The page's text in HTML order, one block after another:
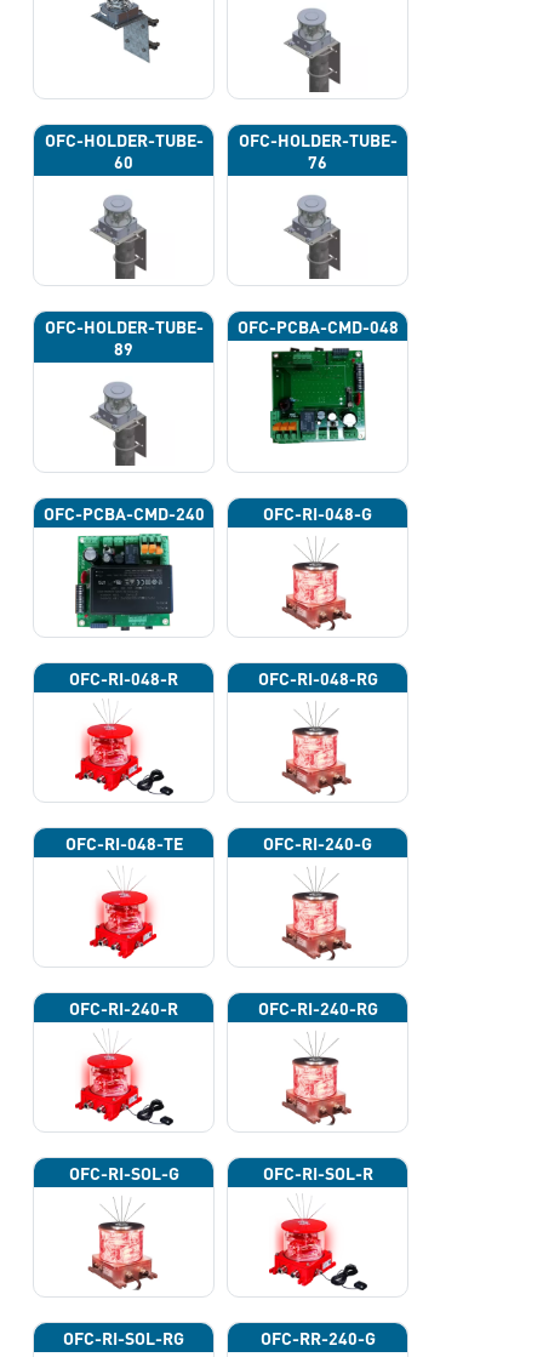
OFC-HOLDER-TUBE-
60
OFC-HOLDER-TUBE-
76
OFC-HOLDER-TUBE-
89
OFC-PCBA-CMD-048
OFC-PCBA-CMD-240 OFC-RI-048-G
OFC-RI-048-R OFC-RI-048-RG
OFC-RI-048-TE OFC-RI-240-G
OFC-RI-240-R OFC-RI-240-RG
OFC-RI-SOL-G OFC-RI-SOL-R
OFC-RI-SOL-RG OFC-RR-240-G